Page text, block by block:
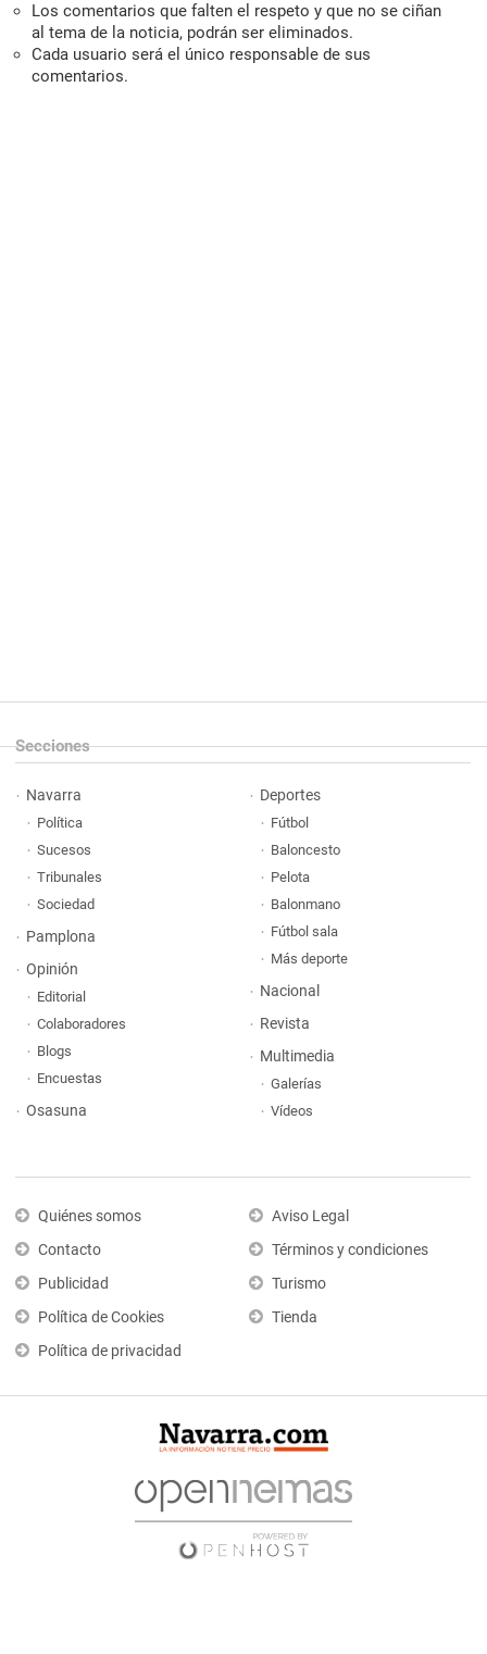
Los comentarios que falten el respeto y que no se ciñan
al tema de la noticia, podrán ser eliminados.
Cada usuario será el único responsable de sus
comentarios.
Secciones
Navarra
Política
Sucesos
Tribunales
Sociedad
Pamplona
Opinión
Editorial
Colaboradores
Blogs
Encuestas
Osasuna
Deportes
Fútbol
Baloncesto
Pelota
Balonmano
Fútbol sala
Más deporte
Nacional
Revista
Multimedia
Galerías
Vídeos
Quiénes somos
Contacto
Publicidad
Política de Cookies
Política de privacidad
Aviso Legal
Términos y condiciones
Turismo
Tienda